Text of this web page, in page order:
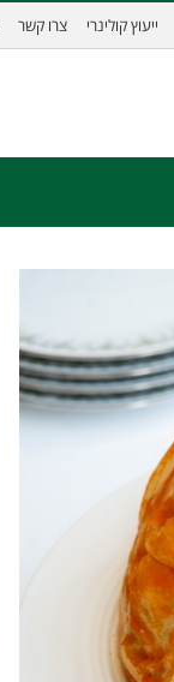
ייעוץ קולינרי צרו קשר